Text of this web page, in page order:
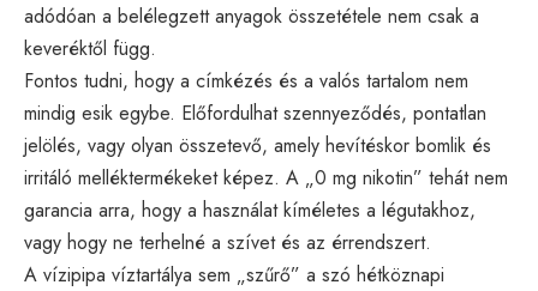
adódóan a belélegzett anyagok összetétele nem csak a
keveréktől függ.
Fontos tudni, hogy a címkézés és a valós tartalom nem
mindig esik egybe. Előfordulhat szennyeződés, pontatlan
jelölés, vagy olyan összetevő, amely hevítéskor bomlik és
irritáló melléktermékeket képez. A „0 mg nikotin” tehát nem
garancia arra, hogy a használat kíméletes a légutakhoz,
vagy hogy ne terhelné a szívet és az érrendszert.
A vízipipa víztartálya sem „szűrő” a szó hétköznapi